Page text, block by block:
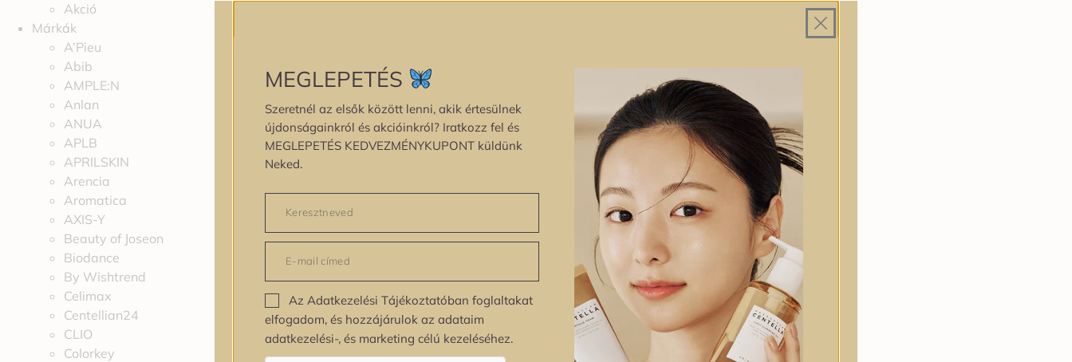
Akció
Márkák
A’Pieu
Abib
AMPLE:N
Anlan
ANUA
APLB
APRILSKIN
Arencia
Aromatica
AXIS-Y
Beauty of Joseon
Biodance
By Wishtrend
Celimax
Centellian24
CLIO
Colorkey
MEGLEPETÉS
Szeretnél az elsők között lenni, akik értesülnek
újdonságainkról és akcióinkról? Iratkozz fel és
MEGLEPETÉS KEDVEZMÉNYKUPONT küldünk
Neked.
Az Adatkezelési Tájékoztatóban foglaltakat
elfogadom, és hozzájárulok az adataim
adatkezelési-, és marketing célú kezeléséhez.